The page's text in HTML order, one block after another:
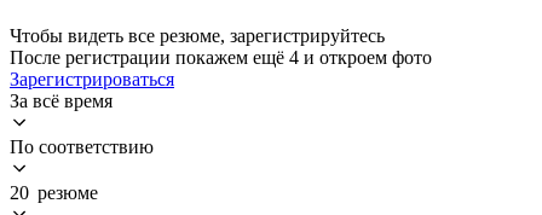
Чтобы видеть все резюме, зарегистрируйтесь
После регистрации покажем ещё 4 и откроем фото
Зарегистрироваться
За всё время
По соответствию
20 резюме